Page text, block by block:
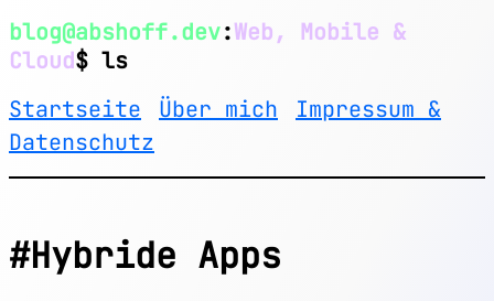
blog@abshoff.dev:Web, Mobile &
Cloud$ ls
Startseite
Über mich
Impressum &
Datenschutz
#Hybride Apps